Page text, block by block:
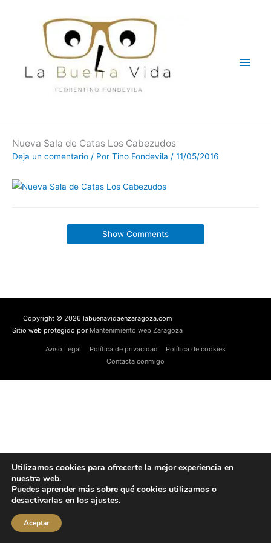
Nueva Sala de Catas Los Cabezudos
Deja un comentario / Por Tino Fondevila / 11/05/2016
Show Comments
Copyright © 2026 labuenavidaenzaragoza.com
Sitio web protegido por Mantenimiento web Zaragoza
Aviso Legal Política de privacidad
Política de cookies
Contacta conmigo
Utilizamos cookies para ofrecerte la mejor experiencia en
nuestra web.
Puedes aprender más sobre qué cookies utilizamos o
desactivarlas en los ajustes.
Aceptar